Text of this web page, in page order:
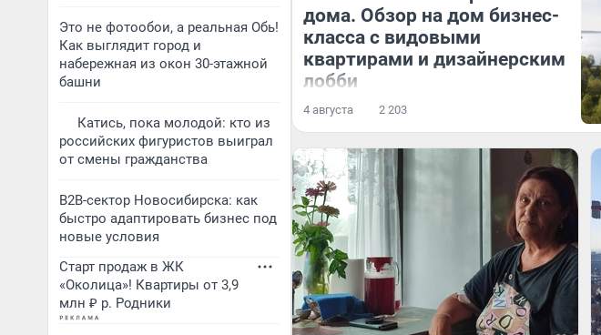
Это не фотообои, а реальная Обь!
Как выглядит город и
набережная из окон 30-этажной
башни
Катись, пока молодой: кто из
российских фигуристов выиграл
от смены гражданства
B2B-сектор Новосибирска: как
быстро адаптировать бизнес под
новые условия
Старт продаж в ЖК
«Околица»! Квартиры от 3,9
млн ₽ р. Родники
дома. Обзор на дом бизнес-
класса с видовыми
квартирами и дизайнерским
лобби
4 августа 2 203